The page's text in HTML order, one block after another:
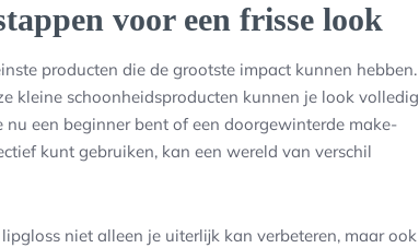
voor een frisse look
producten die de grootste impact kunnen hebben.
kleine schoonheidsproducten kunnen je look volledig
een beginner bent of een doorgewinterde make-
kunt gebruiken, kan een wereld van verschil
niet alleen je uiterlijk kan verbeteren, maar ook